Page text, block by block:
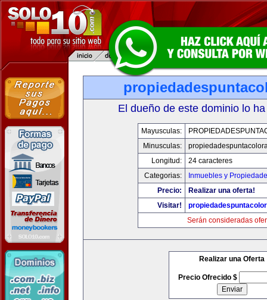
El dueño de este dominio lo
Mayusculas:
Minusculas:
Longitud:
24 caracteres
Categorias:
Inmuebles y
Precio:
Realizar una oferta!
Visitar!
Serán consideradas
Realizar una Oferta
Precio Ofrecido $